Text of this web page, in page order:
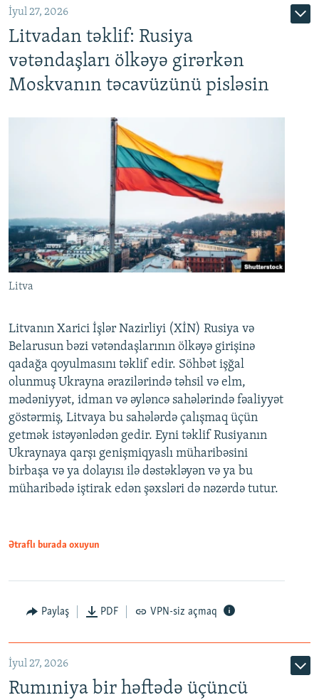
İyul 27, 2026
Litvadan təklif: Rusiya
vətəndaşları ölkəyə girərkən
Moskvanın təcavüzünü pisləsin
Litva
Litvanın Xarici İşlər Nazirliyi (XİN) Rusiya və
Belarusun bəzi vətəndaşlarının ölkəyə girişinə
qadağa qoyulmasını təklif edir. Söhbət işğal
olunmuş Ukrayna ərazilərində təhsil və elm,
mədəniyyət, idman və əyləncə sahələrində fəaliyyət
göstərmiş, Litvaya bu sahələrdə çalışmaq üçün
getmək istəyənlədən gedir. Eyni təklif Rusiyanın
Ukraynaya qarşı genişmiqyaslı müharibəsini
birbaşa və ya dolayısı ilə dəstəkləyən və ya bu
müharibədə iştirak edən şəxsləri də nəzərdə tutur.
Ətraflı burada oxuyun
Paylaş PDF VPN-siz açmaq
İyul 27, 2026
Rumıniya bir həftədə üçüncü